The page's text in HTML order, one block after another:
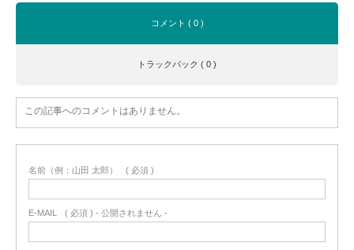
コメント ( 0 )
トラックバック ( 0 )
この記事へのコメントはありません。
名前（例：山田 太郎） ( 必須 )
E-MAIL ( 必須 ) - 公開されません -